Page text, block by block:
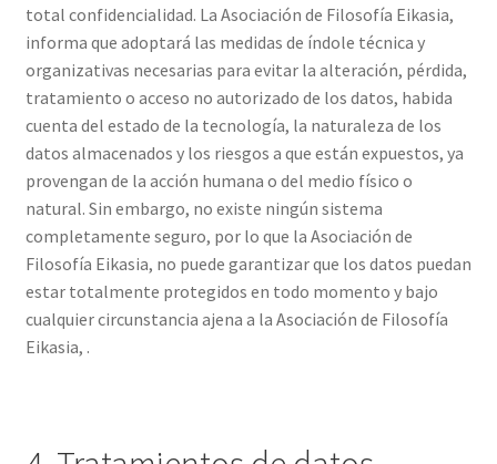
total confidencialidad. La Asociación de Filosofía Eikasia,
informa que adoptará las medidas de índole técnica y
organizativas necesarias para evitar la alteración, pérdida,
tratamiento o acceso no autorizado de los datos, habida
cuenta del estado de la tecnología, la naturaleza de los
datos almacenados y los riesgos a que están expuestos, ya
provengan de la acción humana o del medio físico o
natural. Sin embargo, no existe ningún sistema
completamente seguro, por lo que la Asociación de
Filosofía Eikasia, no puede garantizar que los datos puedan
estar totalmente protegidos en todo momento y bajo
cualquier circunstancia ajena a la Asociación de Filosofía
Eikasia, .